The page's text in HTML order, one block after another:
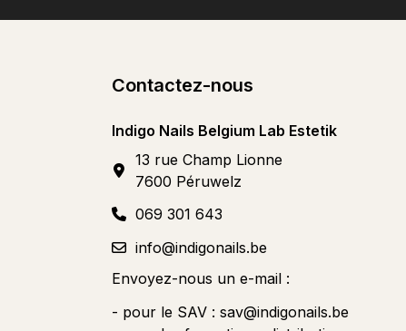
Contactez-nous
Indigo Nails Belgium Lab Estetik
13 rue Champ Lionne
7600 Péruwelz
069 301 643
info@indigonails.be
Envoyez-nous un e-mail :
- pour le SAV : sav@indigonails.be